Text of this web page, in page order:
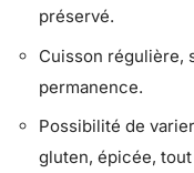
préservé.
Cuisson régulière,
permanence.
Possibilité de
gluten, épicée,